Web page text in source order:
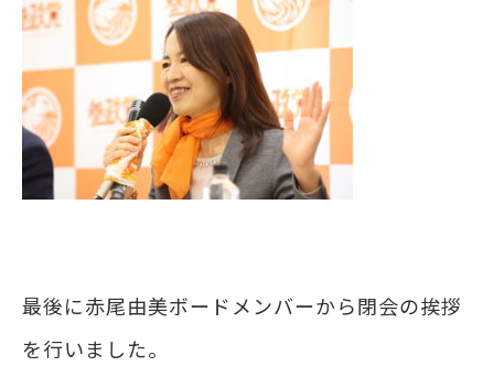
最後に赤尾由美ボードメンバーから閉会の挨拶
を行いました。